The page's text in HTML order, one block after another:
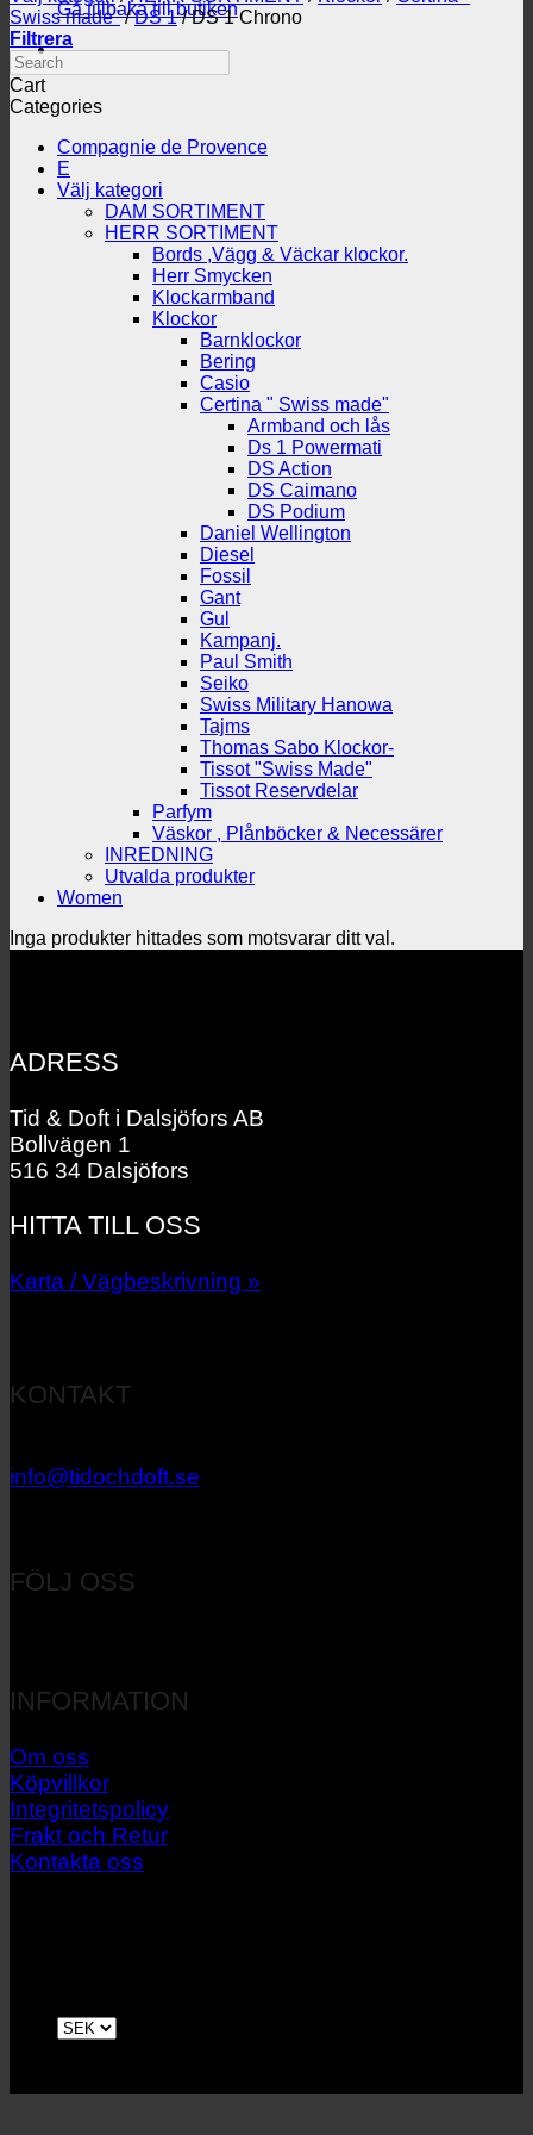
Gå tillbaka till butiken
Swiss made" / DS 1 /DS 1 Chrono
Filtrera
Search
Cart
Categories
Compagnie de Provence
E
Välj kategori
DAM SORTIMENT
HERR SORTIMENT
Bords ,Vägg & Väckar klockor.
Herr Smycken
Klockarmband
Klockor
Barnklockor
Bering
Casio
Certina " Swiss made"
Armband och lås
Ds 1 Powermati
DS Action
DS Caimano
DS Podium
Daniel Wellington
Diesel
Fossil
Gant
Gul
Kampanj.
Paul Smith
Seiko
Swiss Military Hanowa
Tajms
Thomas Sabo Klockor-
Tissot "Swiss Made"
Tissot Reservdelar
Parfym
Väskor , Plånböcker & Necessärer
INREDNING
Utvalda produkter
Women
Inga produkter hittades som motsvarar ditt val.
ADRESS
Tid & Doft i Dalsjöfors AB
Bollvägen 1
516 34 Dalsjöfors
HITTA TILL OSS
Karta / Vägbeskrivning »
KONTAKT
info@tidochdoft.se
FÖLJ OSS
INFORMATION
Om oss
Köpvillkor
Integritetspolicy
Frakt och Retur
Kontakta oss